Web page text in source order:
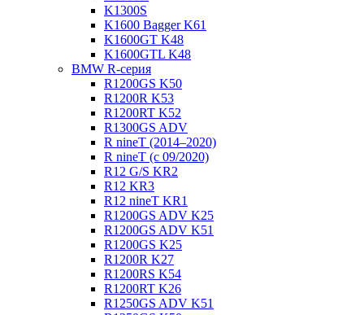
K1300S
K1600 Bagger K61
K1600GT K48
K1600GTL K48
BMW R-серия
R1200GS K50
R1200R K53
R1200RT K52
R1300GS ADV
R nineT (2014–2020)
R nineT (с 09/2020)
R12 G/S KR2
R12 KR3
R12 nineT KR1
R1200GS ADV K25
R1200GS ADV K51
R1200GS K25
R1200R K27
R1200RS K54
R1200RT K26
R1250GS ADV K51